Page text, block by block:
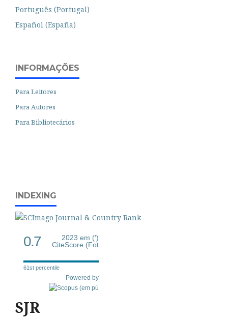
Português (Portugal)
Español (España)
INFORMAÇÕES
Para Leitores
Para Autores
Para Bibliotecários
INDEXING
0.7
2023 em (')
CiteScore (Fot
61st percentile
Powered by
SJR